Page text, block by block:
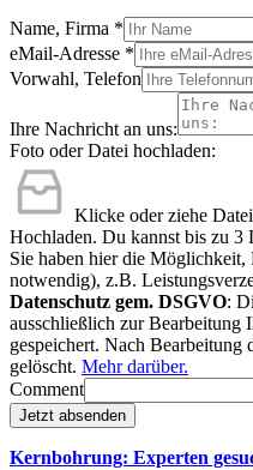
Name, Firma *
eMail-Adresse *
Vorwahl, Telefon
Ihre Nachricht an uns:
Foto oder Datei hochladen:
Klicke oder ziehe
Hochladen. Du kannst bis zu 3
Sie haben hier die Möglichkeit,
notwendig), z.B.
Datenschutz gem. DSGVO:
ausschließlich zur Bearbeitung
gespeichert. Nach Bearbeitung
gelöscht. Mehr darüber.
Comment
Jetzt absenden
Kernbohrung: Experten